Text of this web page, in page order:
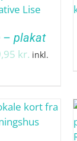
– plakat
kr.Prisinterval:
149,95 kr.
inkl.